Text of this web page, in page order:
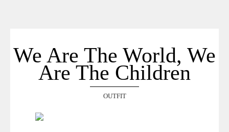
LOOKBOOK
RECHERCHE
We Are The World, We
Are The Children
OUTFIT